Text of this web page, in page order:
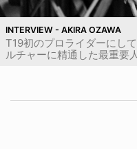
INTERVIEW - AKIRA OZAWA
T19初のプロライダーにし
ルチャーに精通した最重要人